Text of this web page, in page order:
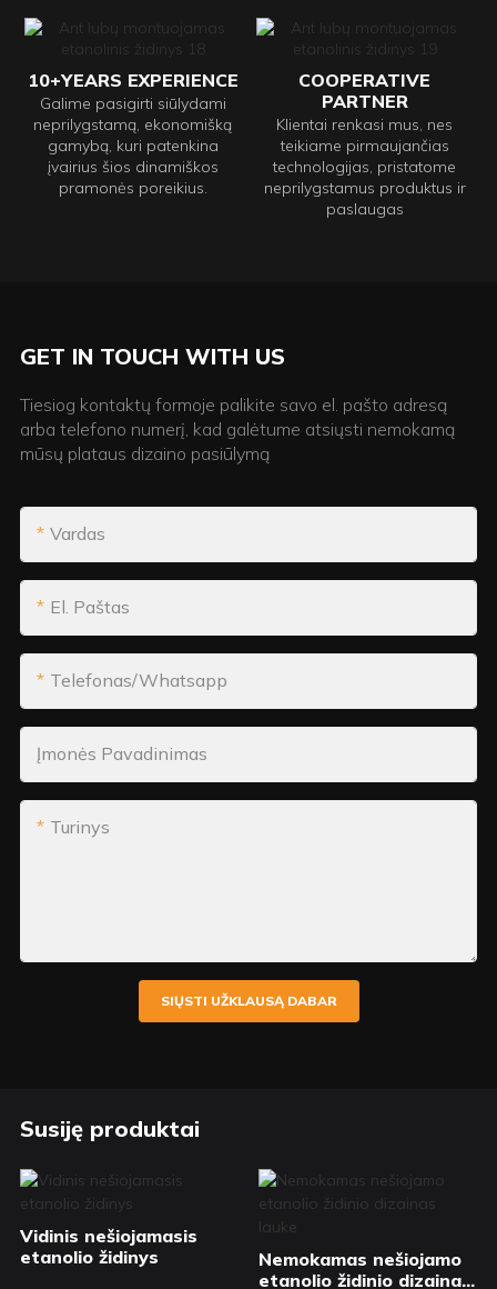
10+YEARS EXPERIENCE
Galime pasigirti siūlydami
neprilygstamą, ekonomišką
gamybą, kuri patenkina
įvairius šios dinamiškos
pramonės poreikius.
COOPERATIVE
PARTNER
Klientai renkasi mus, nes
teikiame pirmaujančias
technologijas, pristatome
neprilygstamus produktus ir
paslaugas
GET IN TOUCH WITH US
Tiesiog kontaktų formoje palikite savo el. pašto adresą
arba telefono numerį, kad galėtume atsiųsti nemokamą
mūsų plataus dizaino pasiūlymą
Vardas
El. Paštas
Telefonas/whatsapp
Įmonės Pavadinimas
Turinys
SIŲSTI UŽKLAUSĄ DABAR
Susiję produktai
Vidinis nešiojamasis
etanolio židinys
Nemokamas nešiojamo
etanolio židinio dizainas